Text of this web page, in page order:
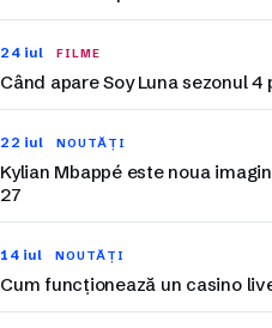
24 iul FILME
Când apare Soy Luna sezonul 4
22 iul NOUTĂȚI
Kylian Mbappé este noua
27
14 iul NOUTĂȚI
Cum funcționează un casino